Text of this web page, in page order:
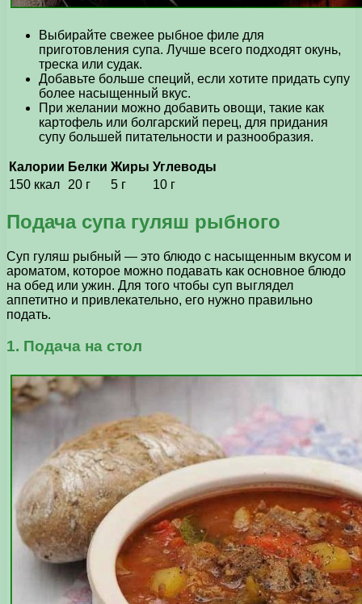
Выбирайте свежее рыбное филе для
приготовления супа. Лучше всего подходят окунь,
треска или судак.
Добавьте больше специй, если хотите придать супу
более насыщенный вкус.
При желании можно добавить овощи, такие как
картофель или болгарский перец, для придания
супу большей питательности и разнообразия.
Калории Белки Жиры Углеводы
150 ккал
20 г 5 г 10 г
Подача супа гуляш рыбного
Суп гуляш рыбный — это блюдо с насыщенным вкусом и
ароматом, которое можно подавать как основное блюдо
на обед или ужин. Для того чтобы суп выглядел
аппетитно и привлекательно, его нужно правильно
подать.
1. Подача на стол